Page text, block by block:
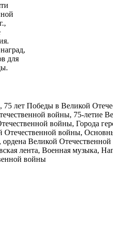
для
75 лет Победы в Великой
войны, 75-летие
войны, Города
войны,
Великой
лента, Военная музыка,
войны